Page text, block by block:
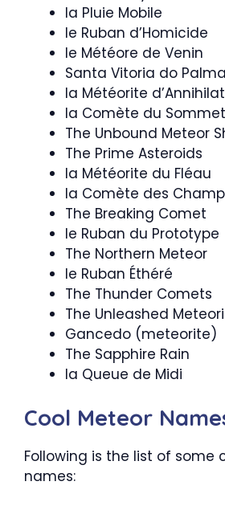
la Pluie Mobile
le Ruban d’Homicide
le Météore de Venin
Santa Vitoria do
la Météorite
la Comète du Sommet
The Unbound Meteor
The Prime Asteroids
la Météorite du Fléau
la Comète des
The Breaking Comet
le Ruban du Prototype
The Northern Meteor
le Ruban Éthéré
The Thunder Comets
The Unleashed
Gancedo (meteorite)
The Sapphire Rain
la Queue de Midi
Cool Meteor
Following is the list of some
names: